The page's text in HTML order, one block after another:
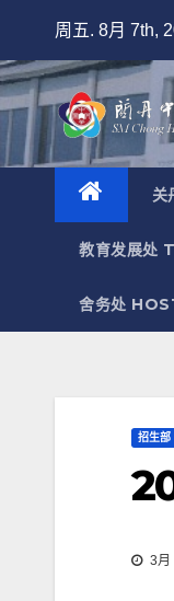
周五. 8月 7th,
关
教育发展处
舍务处
招生部
3月